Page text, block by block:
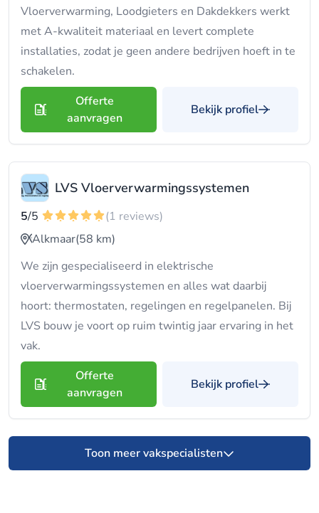
Vloerverwarming, Loodgieters en Dakdekkers werkt
met A-kwaliteit materiaal en levert complete
installaties, zodat je geen andere bedrijven hoeft in te
schakelen.
Offerte
aanvragen
Bekijk profiel
LVS Vloerverwarmingssystemen
5/5
(1 reviews)
Alkmaar(58 km)
We zijn gespecialiseerd in elektrische
vloerverwarmingssystemen en alles wat daarbij
hoort: thermostaten, regelingen en regelpanelen. Bij
LVS bouw je voort op ruim twintig jaar ervaring in het
vak.
Offerte
aanvragen
Bekijk profiel
Toon meer vakspecialisten